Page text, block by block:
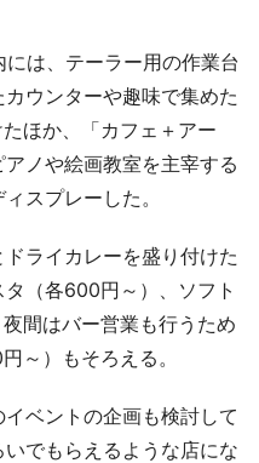
は、テーラー用の作業台
ウンターや趣味で集めた
ほか、「カフェ＋アー
ノや絵画教室を主宰する
スプレーした。
ライカレーを盛り付けた
タ（各600円～）、ソフト
間はバー営業も行うため
～）もそろえる。
ベントの企画も検討して
でもらえるような店にな